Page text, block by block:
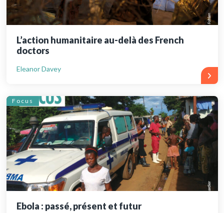
L’action humanitaire au-delà des French
doctors
Eleanor Davey
Focus
Ebola : passé, présent et futur